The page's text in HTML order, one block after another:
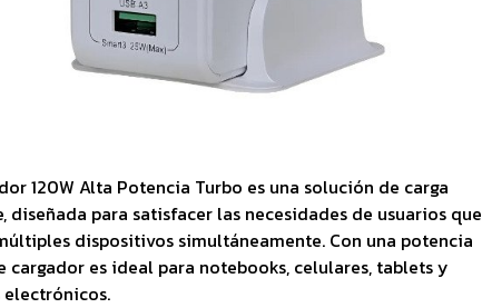
120W Alta Potencia Turbo es una solución de carga
diseñada para satisfacer las necesidades de usuarios que
dispositivos simultáneamente. Con una potencia
cargador es ideal para notebooks, celulares, tablets y